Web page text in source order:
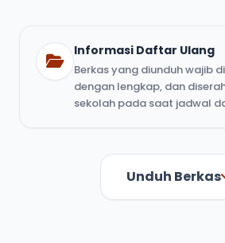
Informasi Daftar Ulang
Berkas yang diunduh wajib
dengan lengkap, dan
sekolah pada saat jadwal
Unduh Berkas